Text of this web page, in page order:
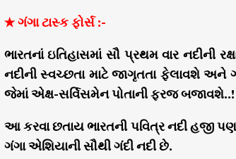
★ ગંગા ટાસ્ક ફોર્સ :-
ભારતનાં ઇતિહાસમાં સૌ પ્રથમ વાર નદીની
નદીની સ્વચ્છતા માટે જાગૃતતા ફેલાવશે અને
જેમાં એક્ષ-સર્વિસમેન પોતાની ફરજ બજાવશે..!
આ કરવા છતાય ભારતની પવિત્ર નદી હજી
ગંગા એશિયાની સૌથી ગંદી નદી છે.